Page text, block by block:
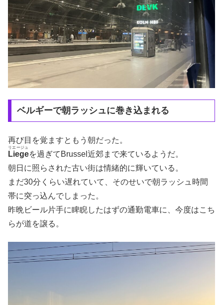
ベルギーで朝ラッシュに巻き込まれる
再び目を覚ますともう朝だった。
Liege
リエージュ
を過ぎてBrussel近郊まで来ているようだ。
朝日に照らされた古い街は情緒的に輝いている。
まだ30分くらい遅れていて、そのせいで朝ラッシュ時間
帯に突っ込んでしまった。
昨晩ビール片手に睥睨したはずの通勤電車に、今度はこち
らが道を譲る。